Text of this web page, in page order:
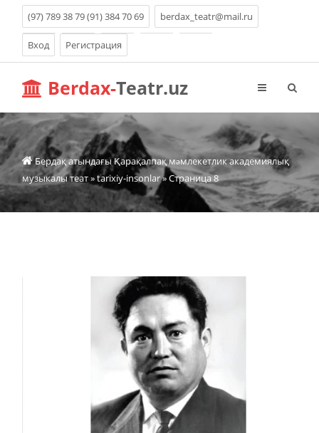
(97) 789 38 79 (91) 384 70 69 berdax_teatr@mail.ru
Вход Регистрация
Berdax-Teatr.uz
Бердақ атындағы Қарақалпақ мəмлекетлик академиялық
музыкалы теат»tarixiy-insonlar» Страница 8